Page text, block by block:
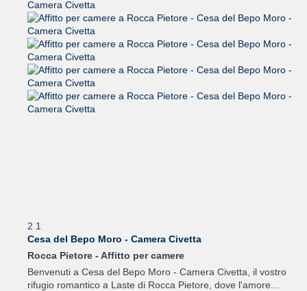
2 1
Cesa del Bepo Moro - Camera Civetta
Rocca Pietore - Affitto per camere
Benvenuti a Cesa del Bepo Moro - Camera Civetta, il vostro
rifugio romantico a Laste di Rocca Pietore, dove l'amore...